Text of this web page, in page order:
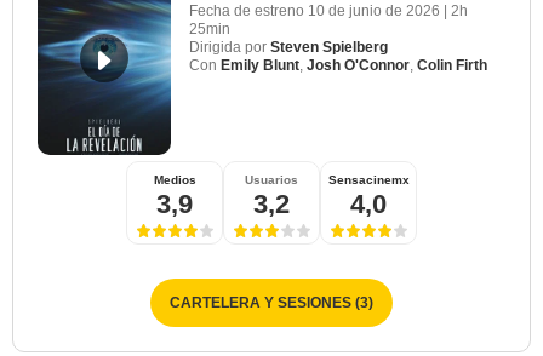
Fecha de estreno 10 de junio de 2026 | 2h
25min
Dirigida por Steven Spielberg
Con Emily Blunt Josh O'Connor Colin Firth
Medios
3,9
Usuarios
3,2
Sensacinemx
4,0
CARTELERA Y SESIONES (3)